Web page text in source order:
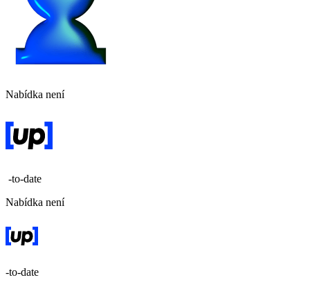
Nabídka není
-to-date
Nabídka není
-to-date